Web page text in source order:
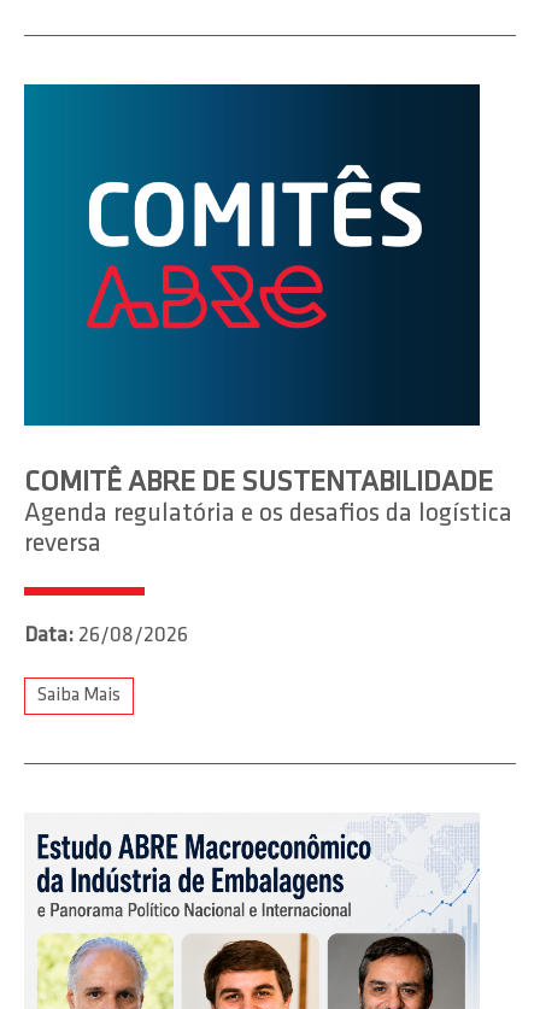
COMITÊ ABRE DE SUSTENTABILIDADE
Agenda regulatória e os desafios da logística
reversa
Data: 26/08/2026
Saiba Mais